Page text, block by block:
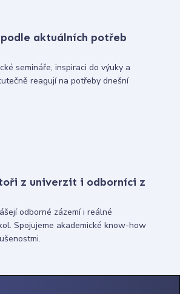
aktuálních potřeb
semináře, inspiraci do výuky a
reagují na potřeby dnešní
z univerzit i odborníci z
odborné zázemí i reálné
Spojujeme akademické know-how